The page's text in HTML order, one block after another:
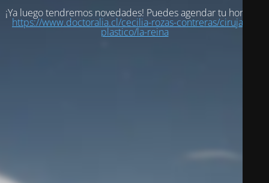
¡Ya luego tendremos novedades! Puedes agendar tu hora en:
https://www.doctoralia.cl/cecilia-rozas-contreras/cirujano-
plastico/la-reina